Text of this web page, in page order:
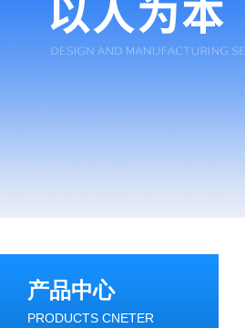
产品中心
PRODUCTS CNETER